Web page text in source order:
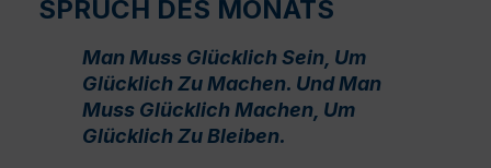
SPRUCH DES MONATS
Man Muss Glücklich Sein, Um
Glücklich Zu Machen. Und Man
Muss Glücklich Machen, Um
Glücklich Zu Bleiben.